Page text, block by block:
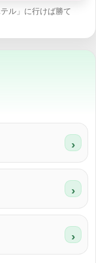
ル」に行けば勝て
›
›
›